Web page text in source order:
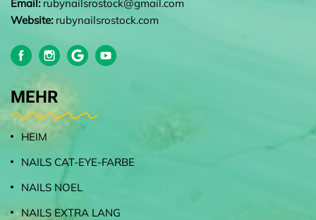
Email: rubynailsrostock@gmail.com
Website: rubynailsrostock.com
MEHR
HEIM
NAILS CAT-EYE-FARBE
NAILS NOEL
NAILS EXTRA LANG